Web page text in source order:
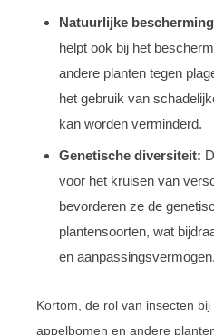
Natuurlijke
helpt ook bij het
andere planten tegen
het gebruik van
kan worden verminderd.
Genetische diversiteit:
voor het kruisen van
bevorderen ze de
plantensoorten, wat
en aanpassingsvermogen.
Kortom, de rol van insecten
appelbomen en andere